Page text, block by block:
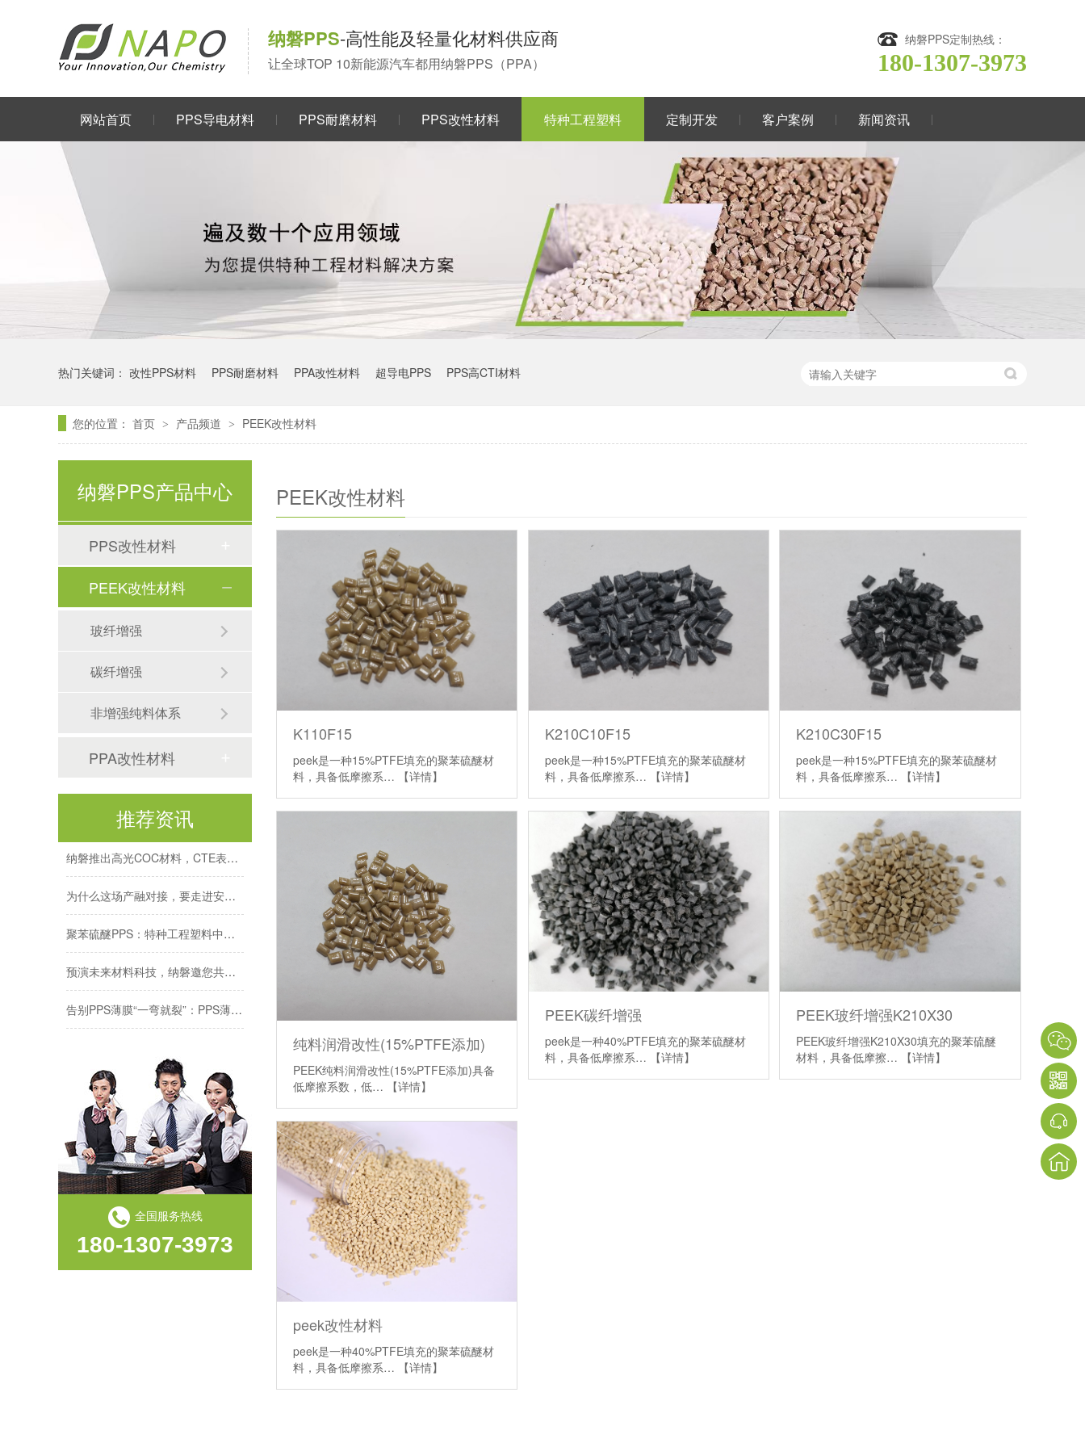
纳磐PPS-高性能及轻量化材料供应商
让全球TOP 10新能源汽车都用纳磐PPS（PPA）
纳磐PPS定制热线：
180-1307-3973
网站首页 PPS导电材料 PPS耐磨材料 PPS改性材料 特种工程塑料 定制开发 客户案例 新闻资讯
热门关键词： 改性PPS材料 PPS耐磨材料 PPA改性材料 超导电PPS PPS高CTI材料
您的位置： 首页 > 产品频道 > PEEK改性材料
PEEK改性材料
K110F15
peek是一种15%PTFE填充的聚苯硫醚材
料，具备低摩擦系…
【详情】
K210C10F15
peek是一种15%PTFE填充的聚苯硫醚材
料，具备低摩擦系…
【详情】
K210C30F15
peek是一种15%PTFE填充的聚苯硫醚材
料，具备低摩擦系…
【详情】
纯料润滑改性(15%PTFE添加)
PEEK纯料润滑改性(15%PTFE添加)具备
低摩擦系数，低…
【详情】
PEEK碳纤增强
peek是一种40%PTFE填充的聚苯硫醚材
料，具备低摩擦系…
【详情】
PEEK玻纤增强K210X30
PEEK玻纤增强K210X30填充的聚苯硫醚
材料，具备低摩擦…
【详情】
peek改性材料
peek是一种40%PTFE填充的聚苯硫醚材
料，具备低摩擦系…
【详情】
纳磐PPS产品中心
PPS改性材料
PEEK改性材料
玻纤增强
碳纤增强
非增强纯料体系
PPA改性材料
推荐资讯
纳磐PPS薄膜技术新突破：伸长率提升70%
纳磐亮相上海数据中心及汽车技术两大行业盛会
纳磐携手吉利，共探热塑复材如何推动汽车轻量化创新
纳磐获授抗静电PPS发明专利，解决传统材料性能衰减难题
全国服务热线
180-1307-3973